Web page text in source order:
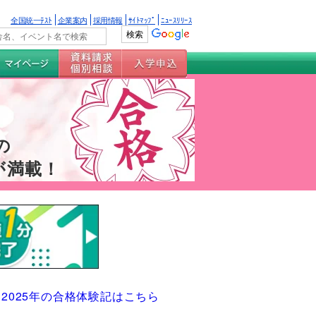
全国統一ﾃｽﾄ 企業案内 採用情報 ｻｲﾄﾏｯﾌﾟ ﾆｭｰｽﾘﾘｰｽ
載！
2025年の合格体験記はこちら